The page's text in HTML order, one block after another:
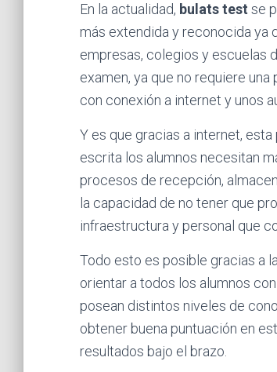
En la actualidad, bulats test se
más extendida y reconocida ya
empresas, colegios y escuelas
examen, ya que no requiere
con conexión a internet y unos
Y es que gracias a internet,
escrita los alumnos necesitan
procesos de recepción,
la capacidad de no tener que
infraestructura y personal que
Todo esto es posible gracias a
orientar a todos los alumnos
posean distintos niveles de
obtener buena puntuación en
resultados bajo el brazo.